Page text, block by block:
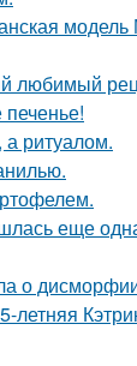
модель
ритуалом.
еще
о
летняя